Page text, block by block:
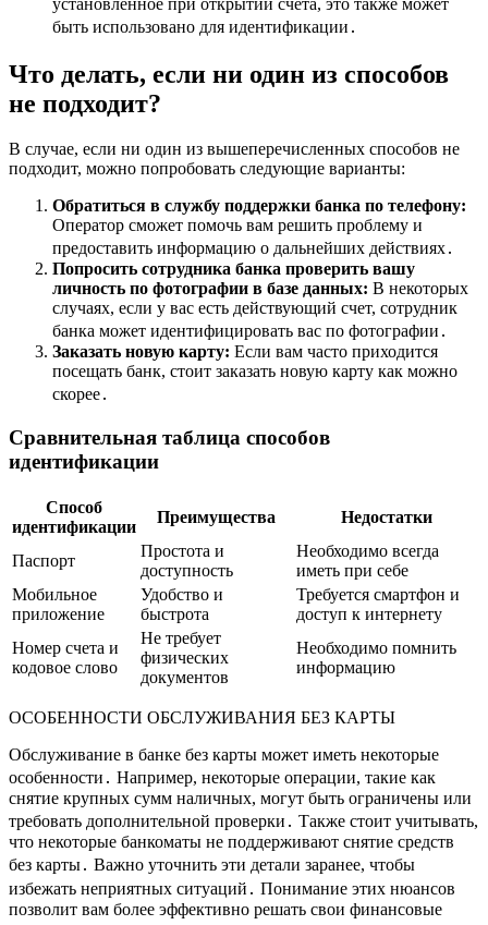
быть использовано для идентификации․
Что делать, если ни один из способов
не подходит?
В случае, если ни один из вышеперечисленных способов не
подходит, можно попробовать следующие варианты:
Обратиться в службу поддержки банка по телефону:
Оператор сможет помочь вам решить проблему и
предоставить информацию о дальнейших действиях․
Попросить сотрудника банка проверить вашу
личность по фотографии в базе данных: В некоторых
случаях, если у вас есть действующий счет, сотрудник
банка может идентифицировать вас по фотографии․
Заказать новую карту: Если вам часто приходится
посещать банк, стоит заказать новую карту как можно
скорее․
Сравнительная таблица способов
идентификации
Способ
идентификации
Преимущества Недостатки
Паспорт
Простота и
доступность
Необходимо всегда
иметь при себе
Мобильное
приложение
Удобство и
быстрота
Требуется смартфон и
доступ к интернету
Номер счета и
кодовое слово
Не требует
физических
документов
Необходимо помнить
информацию
ОСОБЕННОСТИ ОБСЛУЖИВАНИЯ БЕЗ КАРТЫ
Обслуживание в банке без карты может иметь некоторые
особенности․ Например, некоторые операции, такие как
снятие крупных сумм наличных, могут быть ограничены или
требовать дополнительной проверки․ Также стоит учитывать,
что некоторые банкоматы не поддерживают снятие средств
без карты․ Важно уточнить эти детали заранее, чтобы
избежать неприятных ситуаций․ Понимание этих нюансов
позволит вам более эффективно решать свои финансовые